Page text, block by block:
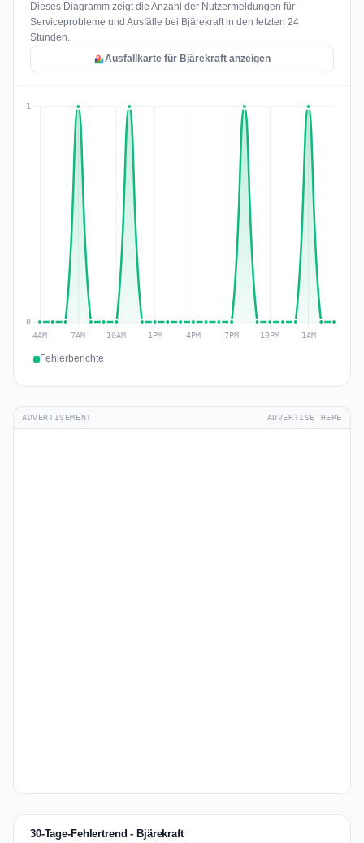
Dieses Diagramm zeigt die Anzahl der Nutzermeldungen für
Serviceprobleme und Ausfälle bei Bjärekraft in den letzten 24
Stunden.
Ausfallkarte für Bjärekraft anzeigen
Fehlerberichte
ADVERTISEMENT ADVERTISE HERE
30-Tage-Fehlertrend - Bjärekraft